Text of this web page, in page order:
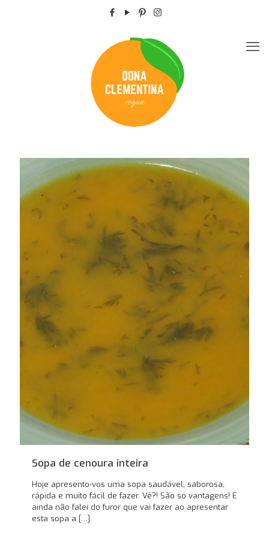
Sopa de cenoura inteira
Hoje apresento-vos uma sopa saudável, saborosa,
rápida e muito fácil de fazer. Vê?! São só vantagens! E
ainda não falei do furor que vai fazer ao apresentar
esta sopa a […]